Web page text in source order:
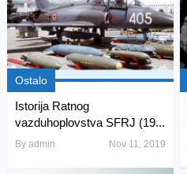
Ostalo
Istorija Ratnog
vazduhoplovstva SFRJ (19...
By admin Nov 11, 2019